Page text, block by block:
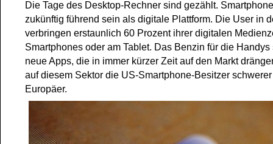
Die Tage des Desktop-Rechner sind gezählt.
zukünftig führend sein als digitale Plattform. Die User in
verbringen erstaunlich 60 Prozent ihrer digitalen
Smartphones oder am Tablet. Das Benzin für die Handys
neue Apps, die in immer kürzer Zeit auf den Markt
auf diesem Sektor die US-Smartphone-Besitzer
Europäer.